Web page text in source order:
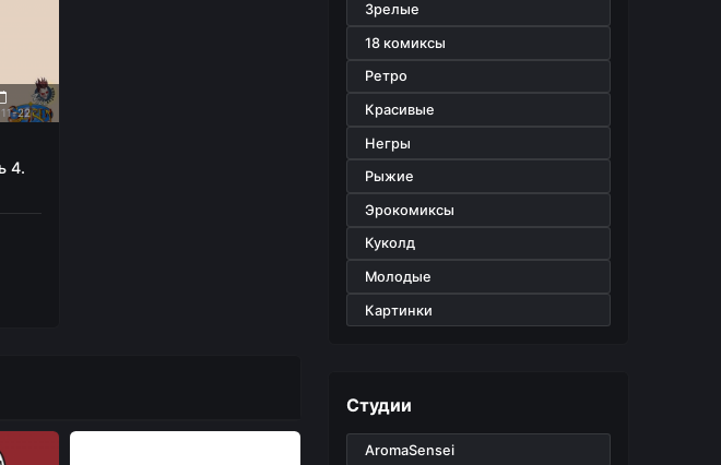
22
4.
Зрелые
18 комиксы
Ретро
Красивые
Негры
Рыжие
Эрокомиксы
Куколд
Молодые
Картинки
Студии
AromaSensei